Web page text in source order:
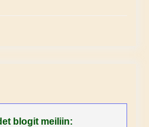
blogit meiliin: